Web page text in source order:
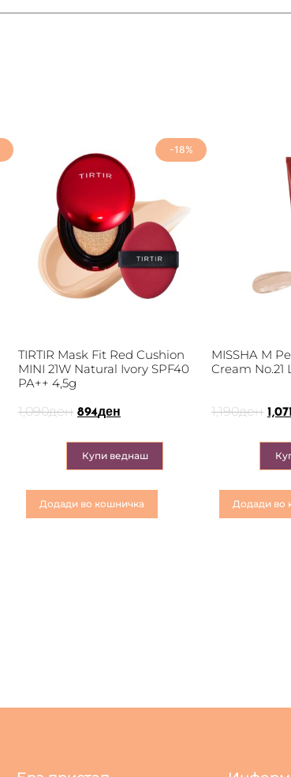
-18%
TIRTIR Mask Fit Red Cushion
MINI 21W Natural Ivory SPF40
PA++ 4,5g
1,090ден 894ден
Купи веднаш
Додади во кошничка
MISSHA M
Cream
1,190ден 1,071
Додади во